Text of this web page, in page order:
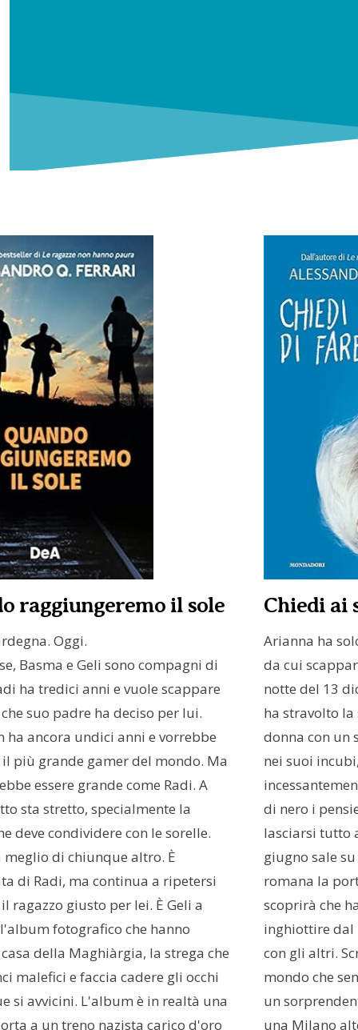
raggiungeremo il sole Chiedi ai
Oggi.
Basma e Geli sono compagni di
ha tredici anni e vuole scappare
suo padre ha deciso per lui.
ha ancora undici anni e vorrebbe
più grande gamer del mondo. Ma
essere grande come Radi. A
sta stretto, specialmente la
deve condividere con le sorelle.
meglio di chiunque altro. È
di Radi, ma continua a ripetersi
ragazzo giusto per lei. È Geli a
fotografico che hanno
della Maghiàrgia, la strega che
malefici e faccia cadere gli occhi
si avvicini. L'album è in realtà una
a un treno nazista carico d'oro
Arianna ha
da cui
notte del 13
ha stravolto
donna con un
nei suoi
di nero i
lasciarsi tutto
giugno sale
romana la
scoprirà che
inghiottire dal
con gli altri.
mondo che
un
una Milano